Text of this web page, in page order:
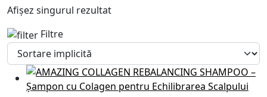
Afișez singurul rezultat
Filtre